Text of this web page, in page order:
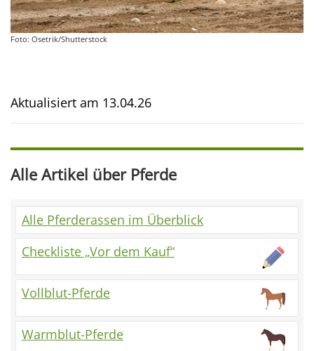
Foto: Osetrik/Shutterstock
Aktualisiert am 13.04.26
Alle Artikel über Pferde
Alle Pferderassen im Überblick
Checkliste „Vor dem Kauf“
Vollblut-Pferde
Warmblut-Pferde